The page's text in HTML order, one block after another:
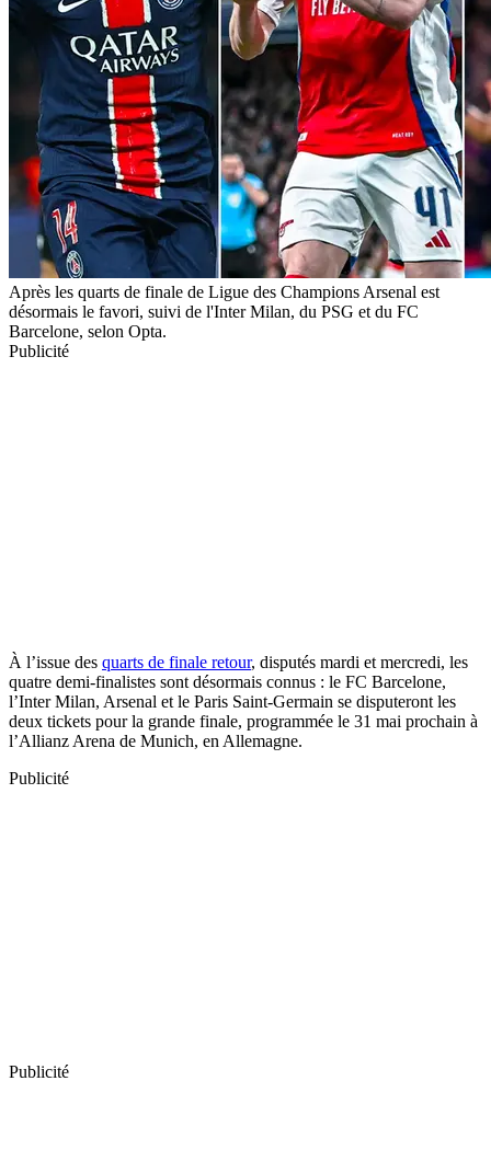
Après les quarts de finale de Ligue des Champions Arsenal est
désormais le favori, suivi de l'Inter Milan, du PSG et du FC
Barcelone, selon Opta.
Publicité
À l’issue des quarts de finale retour, disputés mardi et mercredi, les
quatre demi-finalistes sont désormais connus : le FC Barcelone,
l’Inter Milan, Arsenal et le Paris Saint-Germain se disputeront les
deux tickets pour la grande finale, programmée le 31 mai prochain à
l’Allianz Arena de Munich, en Allemagne.
Publicité
Publicité